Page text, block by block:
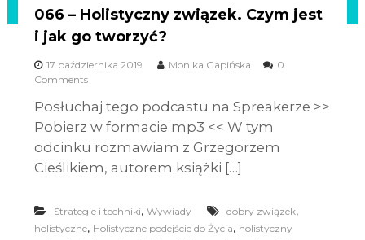
066 – Holistyczny związek. Czym jest
i jak go tworzyć?
17 października 2019 Monika Gapińska
0
Comments
Posłuchaj tego podcastu na Spreakerze >>
Pobierz w formacie mp3 << W tym
odcinku rozmawiam z Grzegorzem
Cieślikiem, autorem książki […]
Strategie i techniki, Wywiady dobry związek,
holistyczne, Holistyczne podejście do Życia, holistyczny